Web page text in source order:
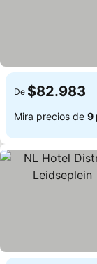
De $82.983
Mira precios de 9